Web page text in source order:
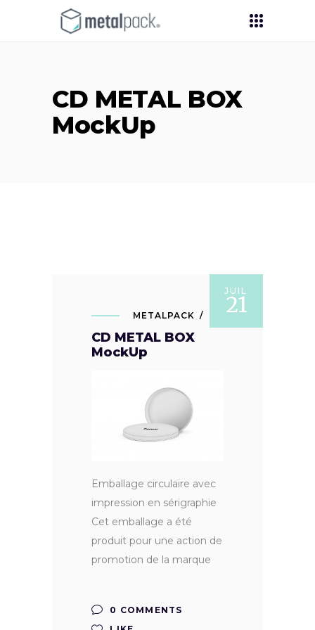
CD METAL BOX
MockUp
JUIL
21
METALPACK
CD METAL BOX
MockUp
Emballage circulaire avec
impression en sérigraphie
Cet emballage a été
produit pour une action de
promotion de la marque
0 COMMENTS